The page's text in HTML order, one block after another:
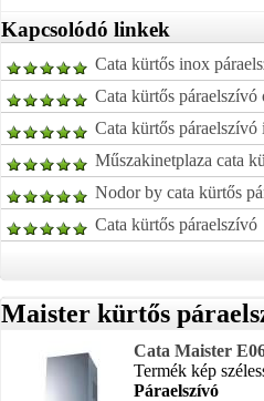
Kapcsolódó linkek
Cata kürtős inox
Cata kürtős
Cata kürtős páraelszívó
Műszakinetplaza cata
Nodor by cata kürtős
Cata kürtős páraelszívó
Maister kürtős
Cata Maister
Termék kép
Páraelszívó